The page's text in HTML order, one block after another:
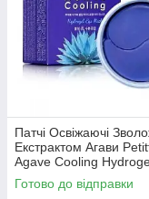
Патчі Освіжаючі
Екстрактом Агави
Agave Cooling
Mask
Готово до відправки